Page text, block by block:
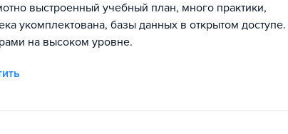
выстроенный учебный план, много практики,
укомплектована, базы данных в открытом доступе.
на высоком уровне.